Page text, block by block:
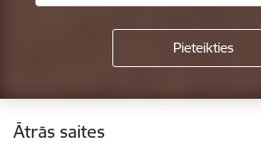
Kājene
Ātrās saites